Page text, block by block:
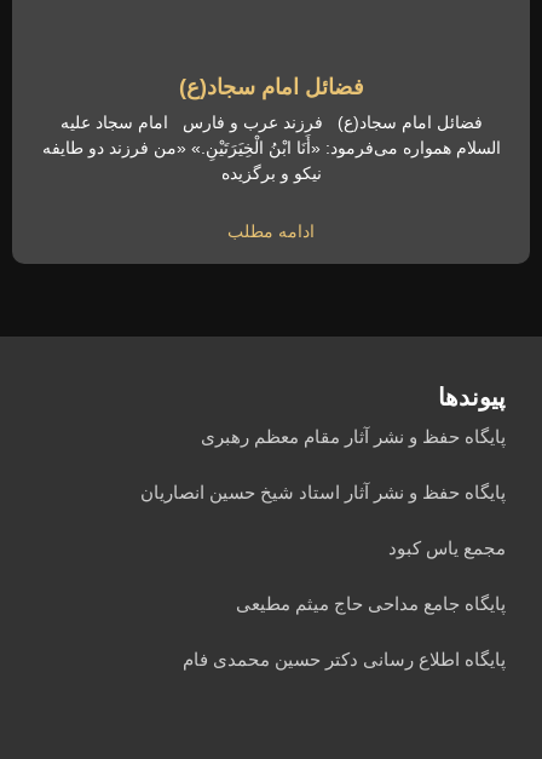
فضائل امام سجاد(ع)
فضائل امام سجاد(ع) فرزند عرب و فارس امام سجاد علیه
السلام همواره می‌فرمود: «أَنَا ابْنُ الْخِیَرَتَیْنِ.» «من فرزند دو طایفه
نیکو و برگزیده
ادامه مطلب
پیوندها
پایگاه حفظ و نشر آثار مقام معظم رهبری
پایگاه حفظ و نشر آثار استاد شیخ حسین انصاریان
مجمع یاس کبود
پایگاه جامع مداحی حاج میثم مطیعی
پایگاه اطلاع رسانی دکتر حسین محمدی فام